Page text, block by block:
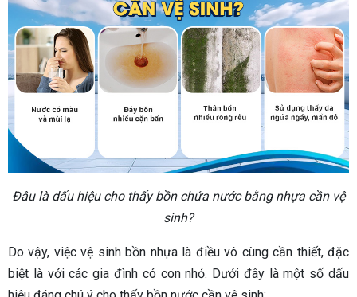
Đâu là dấu hiệu cho thấy bồn chứa nước bằng nhựa cần vệ
sinh?
Do vậy, việc vệ sinh bồn nhựa là điều vô cùng cần thiết, đặc
biệt là với các gia đình có con nhỏ. Dưới đây là một số dấu